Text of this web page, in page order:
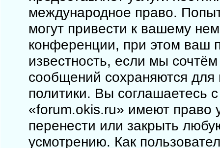
международное право.
могут привести к вашему
конференции, при этом ваш
известность, если мы
сообщений сохраняются для
политики. Вы соглашаетесь
«forum.okis.ru» имеют право
перенести или закрыть
усмотрению. Как